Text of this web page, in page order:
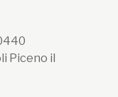
Piceno il